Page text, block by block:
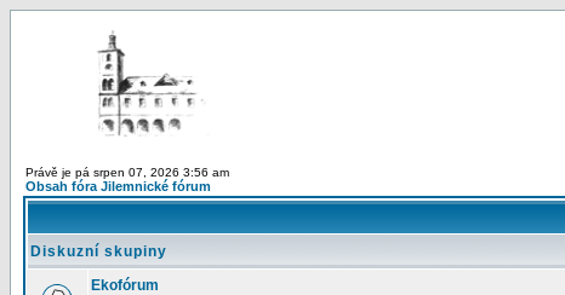
Právě je pá srpen 07, 2026 3:56 am
Obsah fóra Jilemnické fórum
Diskuzní skupiny
Ekofórum